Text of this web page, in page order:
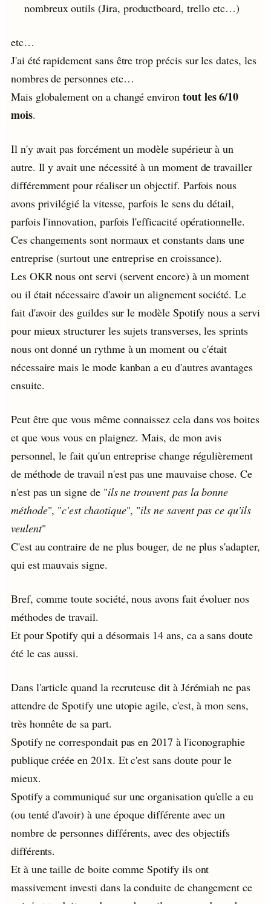
nombreux outils (Jira, productboard, trello etc…)
etc…
J'ai été rapidement sans être trop précis sur les dates, les
nombres de personnes etc…
Mais globalement on a changé environ tout les 6/10
mois.
Il n'y avait pas forcément un modèle supérieur à un
autre. Il y avait une nécessité à un moment de travailler
différemment pour réaliser un objectif. Parfois nous
avons privilégié la vitesse, parfois le sens du détail,
parfois l'innovation, parfois l'efficacité opérationnelle.
Ces changements sont normaux et constants dans une
entreprise (surtout une entreprise en croissance).
Les OKR nous ont servi (servent encore) à un moment
ou il était nécessaire d'avoir un alignement société. Le
fait d'avoir des guildes sur le modèle Spotify nous a servi
pour mieux structurer les sujets transverses, les sprints
nous ont donné un rythme à un moment ou c'était
nécessaire mais le mode kanban a eu d'autres avantages
ensuite.
Peut être que vous même connaissez cela dans vos boites
et que vous vous en plaignez. Mais, de mon avis
personnel, le fait qu'un entreprise change régulièrement
de méthode de travail n'est pas une mauvaise chose. Ce
n'est pas un signe de "ils ne trouvent pas la bonne
méthode", "c'est chaotique", "ils ne savent pas ce qu'ils
veulent"
C'est au contraire de ne plus bouger, de ne plus s'adapter,
qui est mauvais signe.
Bref, comme toute société, nous avons fait évoluer nos
méthodes de travail.
Et pour Spotify qui a désormais 14 ans, ca a sans doute
été le cas aussi.
Dans l'article quand la recruteuse dit à Jérémiah ne pas
attendre de Spotify une utopie agile, c'est, à mon sens,
très honnête de sa part.
Spotify ne correspondait pas en 2017 à l'iconographie
publique créée en 201x. Et c'est sans doute pour le
mieux.
Spotify a communiqué sur une organisation qu'elle a eu
(ou tenté d'avoir) à une époque différente avec un
nombre de personnes différents, avec des objectifs
différents.
Et à une taille de boite comme Spotify ils ont
massivement investi dans la conduite de changement ce